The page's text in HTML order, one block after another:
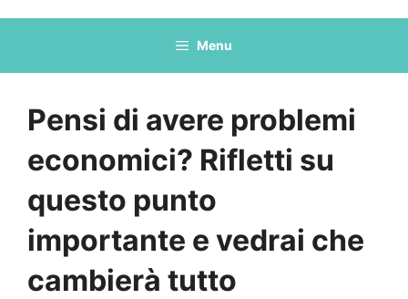
Menu
Pensi di avere problemi
economici? Rifletti su
questo punto
importante e vedrai che
cambierà tutto